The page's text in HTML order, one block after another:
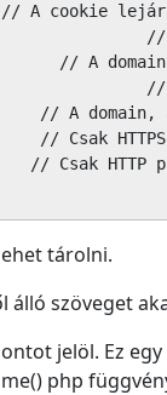
cookie
domain
domain,
HTTPS
HTTP
tárolni.
álló szöveget
jelöl. Ez
php